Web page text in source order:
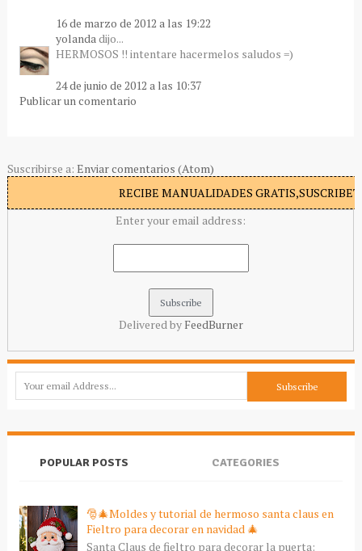
16 de marzo de 2012 a las 19:22
yolanda dijo...
HERMOSOS !! intentare hacermelos saludos =)
24 de junio de 2012 a las 10:37
Publicar un comentario
Suscribirse a: Enviar comentarios (Atom)
RECIBE MANUALIDADES
Enter your email address:
Delivered by FeedBurner
POPULAR POSTS CATEGORIES
🎅🎄Moldes y tutorial de hermoso santa claus en
Fieltro para decorar en navidad 🎄
Santa Claus de fieltro para decorar la puerta: